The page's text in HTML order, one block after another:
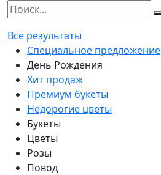
Все результаты
Специальное предложение
День Рождения
Хит продаж
Премиум букеты
Недорогие цветы
Букеты
Цветы
Розы
Повод